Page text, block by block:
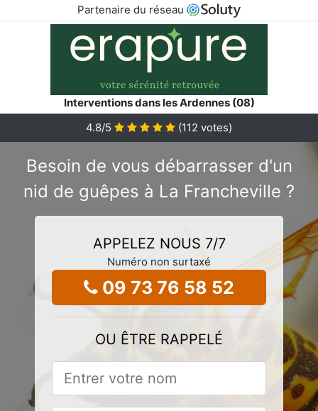
Partenaire du réseau
Interventions dans les Ardennes (08)
4.8/5 (112 votes)
Besoin de vous débarrasser d'un
nid de guêpes à La Francheville ?
APPELEZ NOUS 7/7
Numéro non surtaxé
09 73 76 58 52
OU ÊTRE RAPPELÉ